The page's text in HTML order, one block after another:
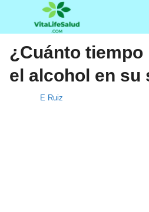
¿Cuánto tiempo
el alcohol en su
E Ruiz